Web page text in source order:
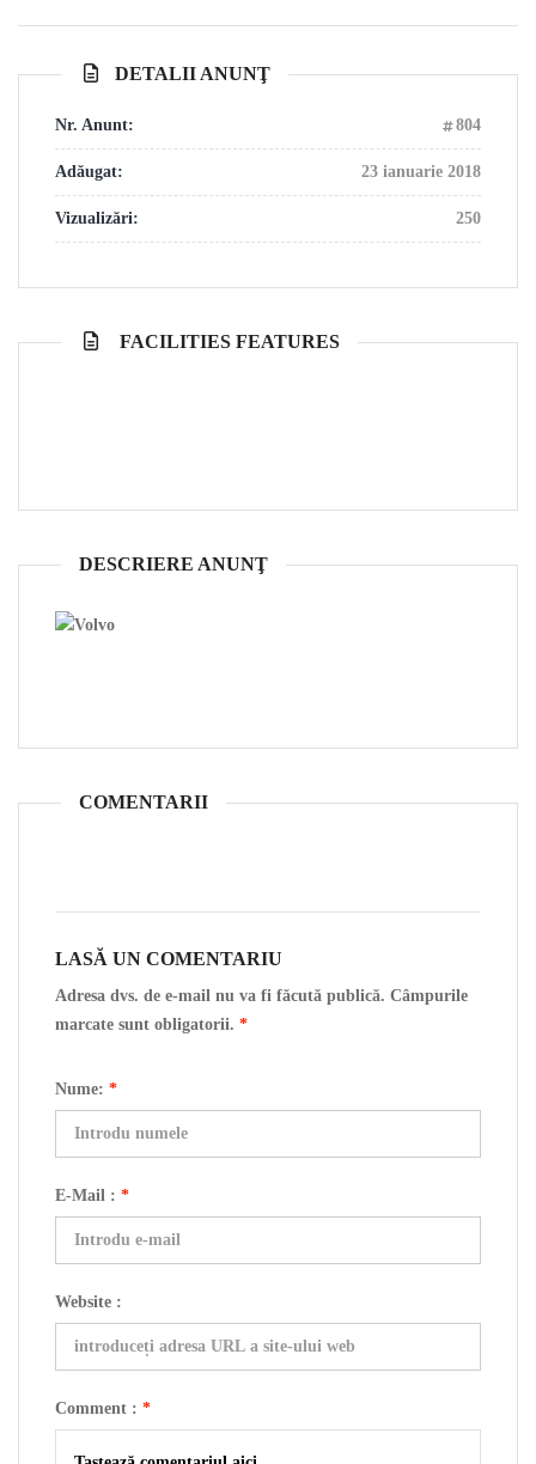
DETALII ANUNŢ
Nr. Anunt: 804
Adăugat: 23 ianuarie 2018
Vizualizări: 250
FACILITIES FEATURES
DESCRIERE ANUNŢ
COMENTARII
LASĂ UN COMENTARIU
Adresa dvs. de e-mail nu va fi făcută publică. Câmpurile
marcate sunt obligatorii. *
Nume: *
E-Mail : *
Website :
Comment : *